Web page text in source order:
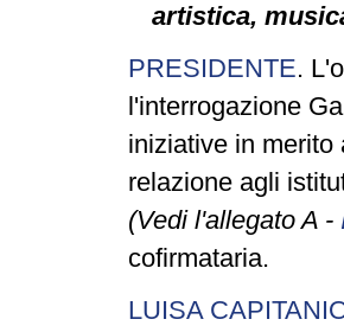
artistica,
PRESIDENTE.
l'interrogazione
iniziative in merito
relazione agli
(Vedi l'allegato A -
cofirmataria.
LUISA